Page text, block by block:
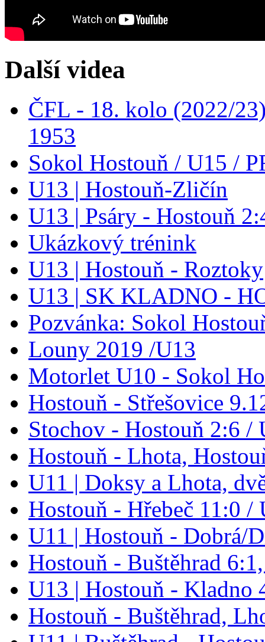
Další videa
ČFL - 18. kolo (2022/
1953
Sokol Hostouň / U15 /
U13 | Hostouň-Zličín
U13 | Psáry - Hostouň
Ukázkový trénink
U13 | Hostouň - Roztoky
U13 | SK KLADNO -
Pozvánka: Sokol
Louny 2019 /U13
Motorlet U10 - Sokol
Hostouň - Střešovice
Stochov - Hostouň 2:6 /
Hostouň - Lhota,
U11 | Doksy a Lhota,
Hostouň - Hřebeč 11:0 /
U11 | Hostouň - Dobrá/
Hostouň - Buštěhrad
U13 | Hostouň - Kladno
Hostouň - Buštěhrad,